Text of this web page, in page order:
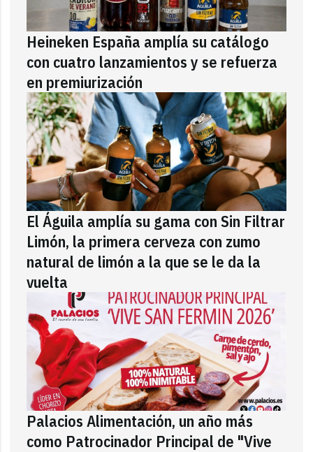
Heineken España amplía su catálogo
con cuatro lanzamientos y se refuerza
en premiurización
El Águila amplía su gama con Sin Filtrar
Limón, la primera cerveza con zumo
natural de limón a la que se le da la
vuelta
Palacios Alimentación, un año más
como Patrocinador Principal de "Vive